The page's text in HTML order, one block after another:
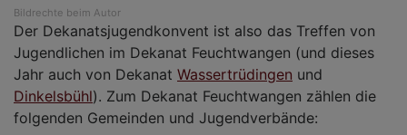
Bildrechte beim Autor
Der Dekanatsjugendkonvent ist also das Treffen von
Jugendlichen im Dekanat Feuchtwangen (und dieses
Jahr auch von Dekanat Wassertrüdingen und
Dinkelsbühl). Zum Dekanat Feuchtwangen zählen die
folgenden Gemeinden und Jugendverbände: